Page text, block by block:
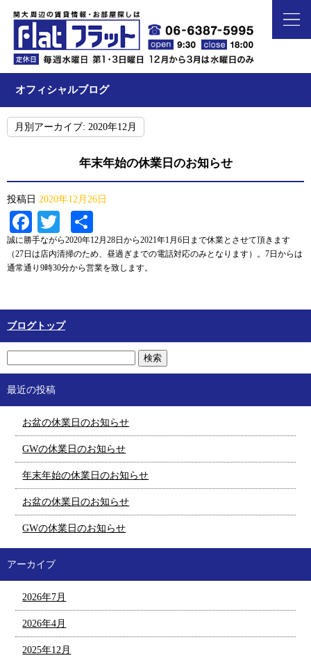
オフィシャルブログ
月別アーカイブ: 2020年12月
年末年始の休業日のお知らせ
投稿日 2020年12月26日
Facebook
Twitter
有
誠に勝手ながら2020年12月28日から2021年1月6日まで休業とさせて頂きます
（27日は店内清掃のため、昼過ぎまでの電話対応のみとなります）。7日からは
通常通り9時30分から営業を致します。
ブログトップ
最近の投稿
お盆の休業日のお知らせ
GWの休業日のお知らせ
年末年始の休業日のお知らせ
お盆の休業日のお知らせ
GWの休業日のお知らせ
アーカイブ
2026年7月
2026年4月
2025年12月